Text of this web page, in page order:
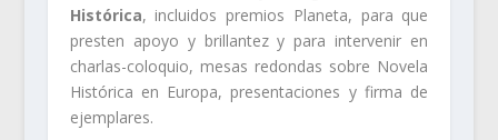
Histórica, incluidos premios Planeta, para que
presten apoyo y brillantez y para intervenir en
charlas-coloquio, mesas redondas sobre Novela
Histórica en Europa, presentaciones y firma de
ejemplares.